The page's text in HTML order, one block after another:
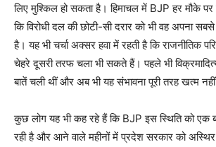
लिए मुश्किल हो सकता है। हिमाचल में BJP हर मौके
कि विरोधी दल की छोटी-सी दरार को भी वह अपना
है। यह भी चर्चा अक्सर हवा में रहती है कि राजनीतिक
चेहरे दूसरी तरफ चला भी सकते हैं। पहले भी
बातें चली थीं और अब भी यह संभावना पूरी तरह खत्म
कुछ लोग यह भी कह रहे हैं कि BJP इस स्थिति को एक
रही है और आने वाले महीनों में प्रदेश सरकार को